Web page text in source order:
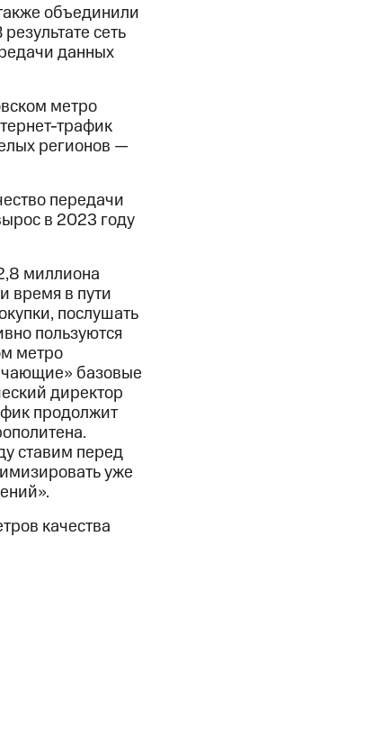
объединили
сеть
данных
метро
трафик
регионов —
передачи
в 2023 году
миллиона
время в пути
послушать
пользуются
метро
базовые
директор
продолжит
ставим перед
уже
качества